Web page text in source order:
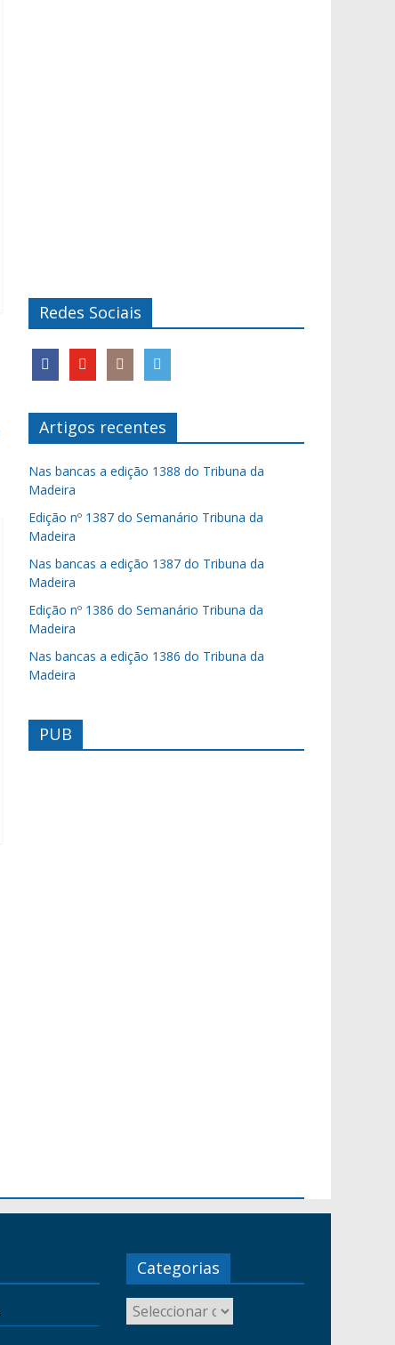
Redes Sociais
Artigos recentes
Nas bancas a edição 1388 do Tribuna da
Madeira
Edição nº 1387 do Semanário Tribuna da
Madeira
Nas bancas a edição 1387 do Tribuna da
Madeira
Edição nº 1386 do Semanário Tribuna da
Madeira
Nas bancas a edição 1386 do Tribuna da
Madeira
PUB
Categorias